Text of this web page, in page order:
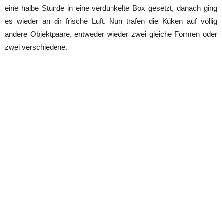
eine halbe Stunde in eine verdunkelte Box gesetzt, danach ging
es wieder an dir frische Luft. Nun trafen die Küken auf völlig
andere Objektpaare, entweder wieder zwei gleiche Formen oder
zwei verschiedene.